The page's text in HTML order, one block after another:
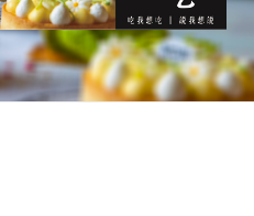
o
k
g
r
a